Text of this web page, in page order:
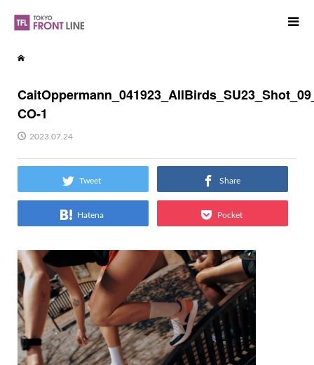
CO-1
2023.07.24
Tweet Share
Hatena Pocket